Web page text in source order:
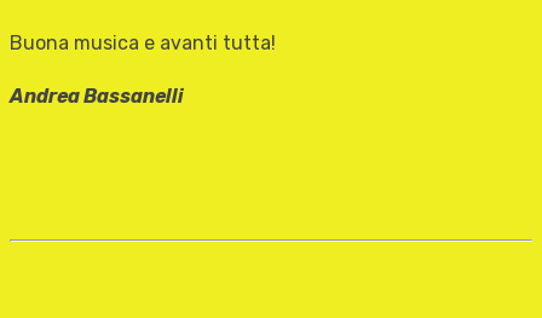
Buona musica e avanti tutta!
Andrea Bassanelli